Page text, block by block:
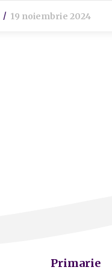
19 noiembrie 2024
Primarie